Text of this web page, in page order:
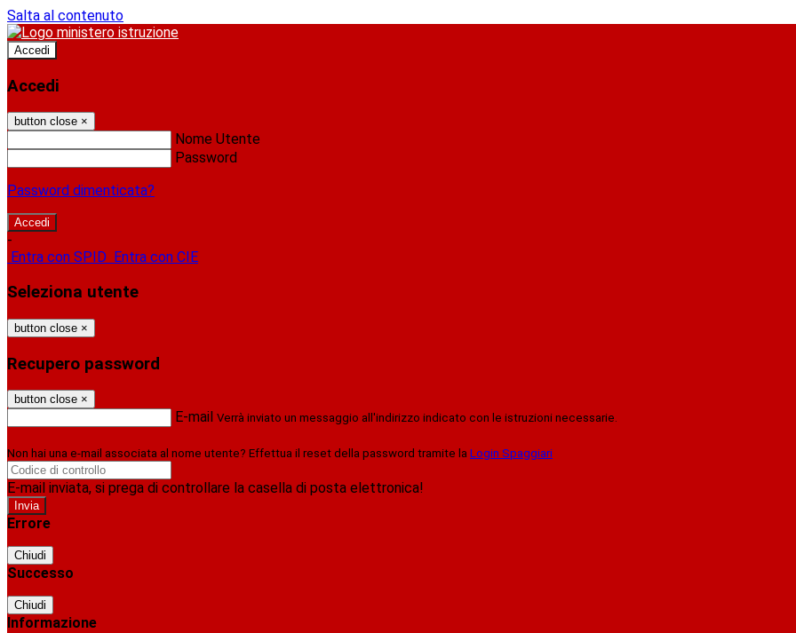
Salta al contenuto
Accedi
Accedi
button close ×
Nome Utente
Password
Password dimenticata?
-
Entra con SPID Entra con CIE
Seleziona utente
button close ×
Recupero password
button close ×
E-mail Verrà inviato un messaggio all'indirizzo indicato con le istruzioni necessarie.
Non hai una e-mail associata al nome utente? Effettua il reset della password tramite la Login Spaggiari
E-mail inviata, si prega di controllare la casella di posta elettronica!
Errore
Chiudi
Successo
Chiudi
Informazione